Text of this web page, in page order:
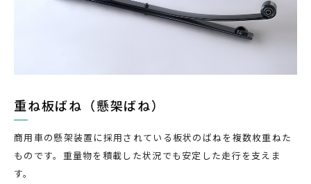
重ね板ばね（懸架ばね）
商用車の懸架装置に採用されている板状のばねを複数枚重ねた
ものです。重量物を積載した状況でも安定した走行を支えま
す。